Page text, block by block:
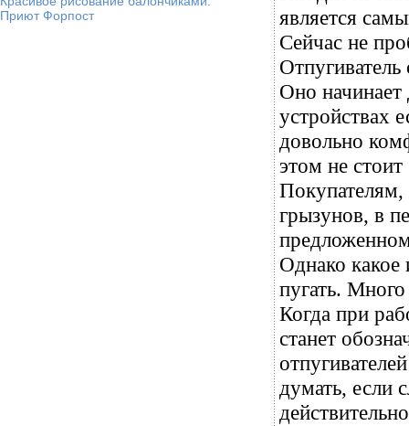
Приют Форпост
является
Сейчас не
Оно начинает
устройствах
довольно
этом не стоит
Покупателям,
грызунов, в
Однако какое
пугать. Много
Когда при
станет
думать, если